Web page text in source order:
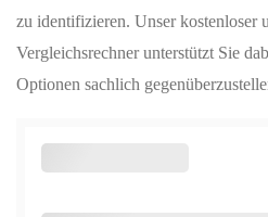
zu identifizieren. Unser kostenloser
Vergleichsrechner unterstützt Sie
Optionen sachlich